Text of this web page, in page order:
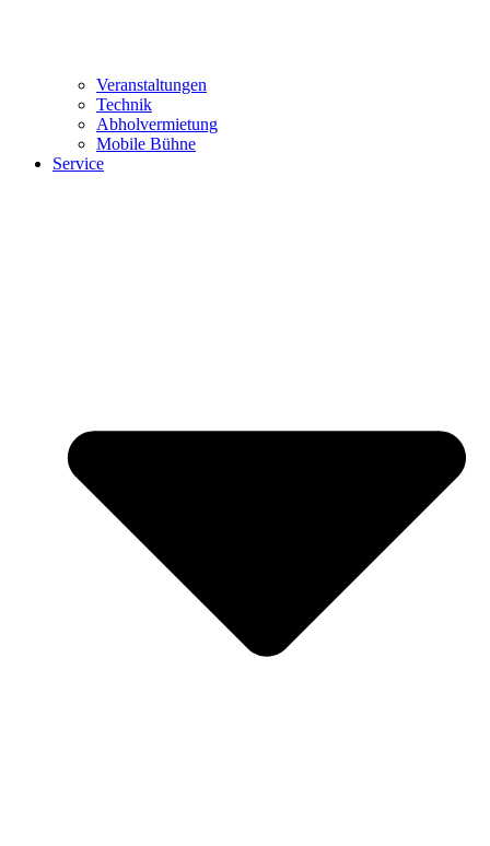
Veranstaltungen
Technik
Abholvermietung
Mobile Bühne
Service